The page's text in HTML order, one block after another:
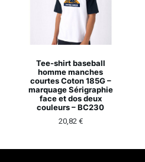
Tee-shirt baseball
homme manches
courtes Coton 185G –
marquage Sérigraphie
face et dos deux
couleurs – BC230
20,82 €